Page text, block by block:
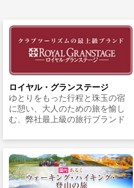
ロイヤル・グランステージ
ゆとりをもった行程と珠玉の宿
に憩い、大人のための旅を愉し
む、弊社最上級の旅行ブランド